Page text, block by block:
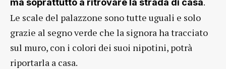
ma soprattutto a ritrovare la strada di casa
Le scale del palazzone sono tutte uguali e solo
grazie al segno verde che la signora ha tracciato
sul muro, con i colori dei suoi nipotini, potrà
riportarla a casa.